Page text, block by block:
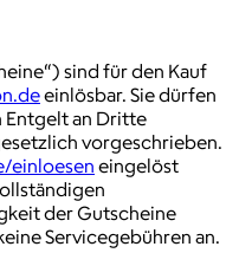
sind für den Kauf
einlösbar. Sie dürfen
an Dritte
vorgeschrieben.
einloesen eingelöst
der Gutscheine
Servicegebühren an.